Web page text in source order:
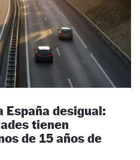
España desigual:
tienen
de 15 años de